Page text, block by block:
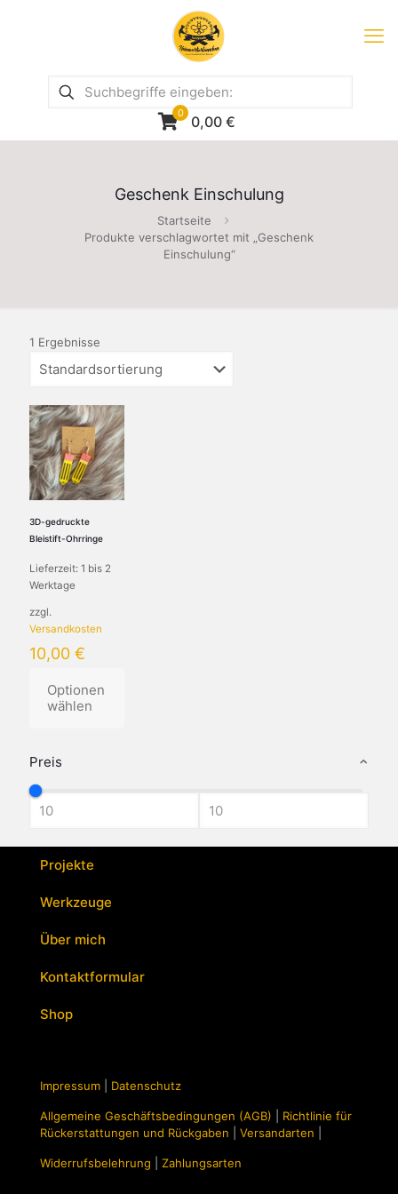
0 0,00 €
Geschenk Einschulung
Startseite
Produkte verschlagwortet mit „Geschenk
Einschulung“
Preis
1 Ergebnisse
3D-gedruckte
Bleistift-Ohrringe
Lieferzeit: 1 bis 2
Werktage
zzgl.
Versandkosten
10,00 €
Optionen
wählen
Projekte
Werkzeuge
Über mich
Kontaktformular
Shop
Impressum Datenschutz
Allgemeine Geschäftsbedingungen (AGB)
Richtlinie für
Rückerstattungen und Rückgaben
Versandarten
Widerrufsbelehrung Zahlungsarten